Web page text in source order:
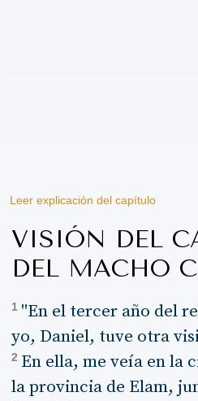
Leer explicación del capítulo
VISIÓN DEL
DEL MACHO
1 "En el tercer año del
yo, Daniel, tuve otra
2 En ella, me veía en la
la provincia de Elam,